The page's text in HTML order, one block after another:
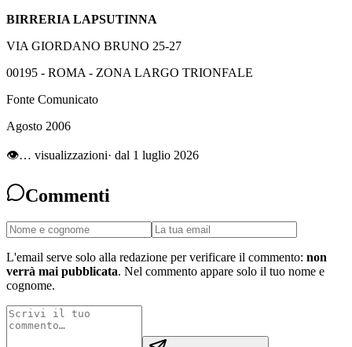
BIRRERIA LAPSUTINNA
VIA GIORDANO BRUNO 25-27
00195 - ROMA - ZONA LARGO TRIONFALE
Fonte Comunicato
Agosto 2006
👁… visualizzazioni· dal 1 luglio 2026
Commenti
L'email serve solo alla redazione per verificare il commento: non
verrà mai pubblicata. Nel commento appare solo il tuo nome e
cognome.